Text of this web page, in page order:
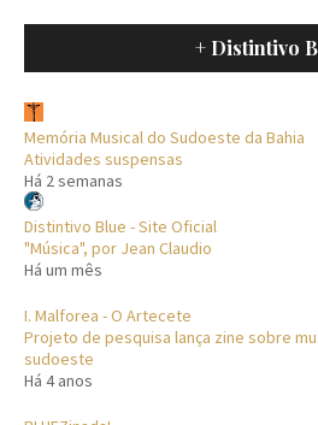
+ Distintivo
Memória Musical do Sudoeste da Bahia
Atividades suspensas
Há 2 semanas
Distintivo Blue - Site Oficial
"Música", por Jean Claudio
Há um mês
I. Malforea - O Artecete
Projeto de pesquisa lança zine sobre
sudoeste
Há 4 anos